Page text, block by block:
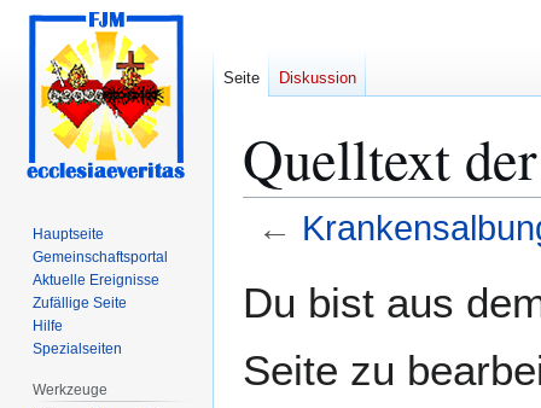
Quelltext
←
Navigation
Suche
Du bist aus
Seite zu
Seite Diskussion
Hauptseite
Gemeinschafts­portal
Aktuelle Ereignisse
Zufällige Seite
Hilfe
Spezialseiten
Werkzeuge